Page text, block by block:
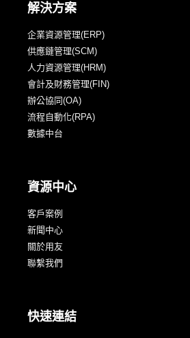
解決方案
企業資源管理(ERP)
供應鏈管理(SCM)
人力資源管理(HRM)
會計及財務管理(FIN)
辦公協同(OA)
流程自動化(RPA)
數據中台
資源中心
客戶案例
新聞中心
關於用友
聯繫我們
快速連結